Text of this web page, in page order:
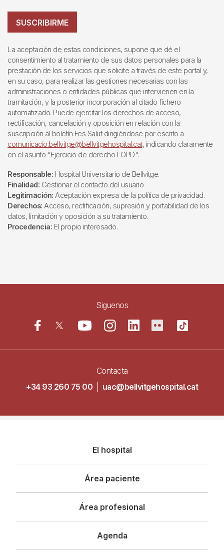
SUSCRIBIRME
La aceptación de estas condiciones, supone que dé el
consentimiento al tratamiento de sus datos personales para la
prestación de los servicios que solicite a través de este portal y,
en su caso, para realizar las gestiones necesarias con las
administraciones o entidades públicas que intervienen en la
tramitación, y la posterior incorporación al citado fichero
automatizado. Puede ejercitar los derechos de acceso,
rectificación, cancelación y oposición en relación con la
suscripción al boletín Fes Salut dirigiéndose por escrito a
comunicacio.bellvitge@bellvitgehospital.cat, indicando claramente
en el asunto "Ejercicio de derecho LOPD".
Responsable: Hospital Universitario de Bellvitge.
Finalidad: Gestionar el contacto del usuario
Legitimación: Aceptación expresa de la política de privacidad.
Derechos: Acceso, rectificación, supresión y portabilidad de los
datos, limitación y oposición a su tratamiento.
Procedencia: El propio interesado.
Siguenos
Contacta
+34 93 260 75 00
uac@bellvitgehospital.cat
principal
El hospital
Área paciente
Área profesional
Agenda